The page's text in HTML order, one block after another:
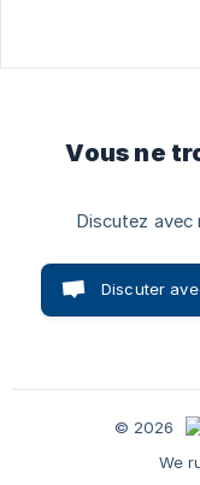
Vous ne
Discutez avec
Discuter
© 2026
We